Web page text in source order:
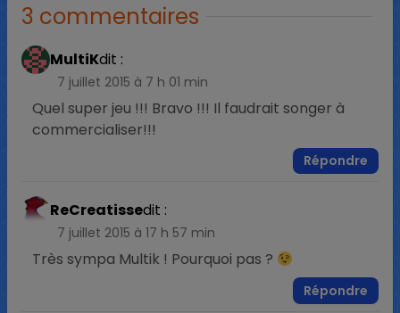
3 commentaires
MultiKdit :
7 juillet 2015 à 7 h 01 min
Quel super jeu !!! Bravo !!! Il faudrait songer à
commercialiser!!!
Répondre
ReCreatissedit :
7 juillet 2015 à 17 h 57 min
Très sympa Multik ! Pourquoi pas ?
Répondre